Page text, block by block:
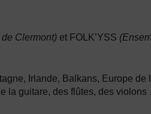
Clermont) et FOLK’YSS
Irlande, Balkans, Europe de
la guitare, des flûtes, des